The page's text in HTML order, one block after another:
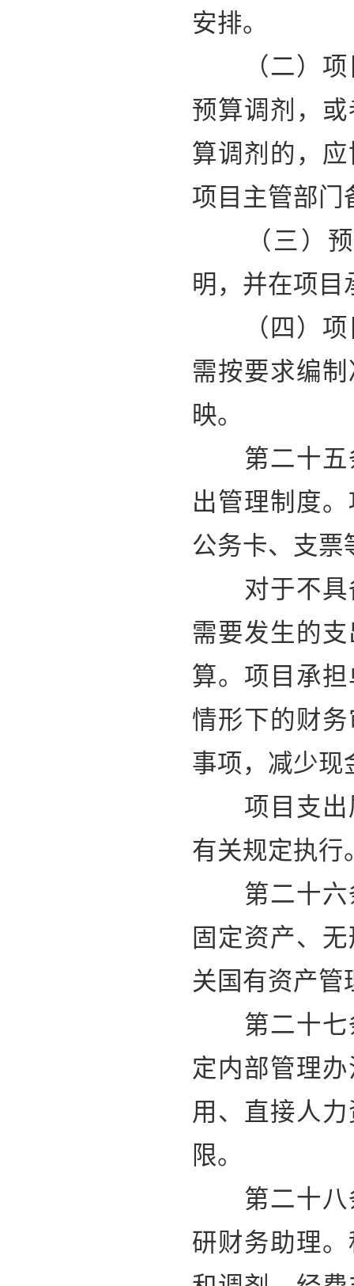
安排。
（二）项目
预算调剂，
算调剂的，
项目主管部门
（三）预
明，并在项目
（四）项目
需按要求编
映。
第二十五条
出管理制度
公务卡、支票
对于不具备
需要发生的
算。项目承
情形下的财
事项，减少现
项目支出属
有关规定执行
第二十六条
固定资产、
关国有资产管
第二十七条
定内部管理
用、直接人
限。
第二十八条
研财务助理